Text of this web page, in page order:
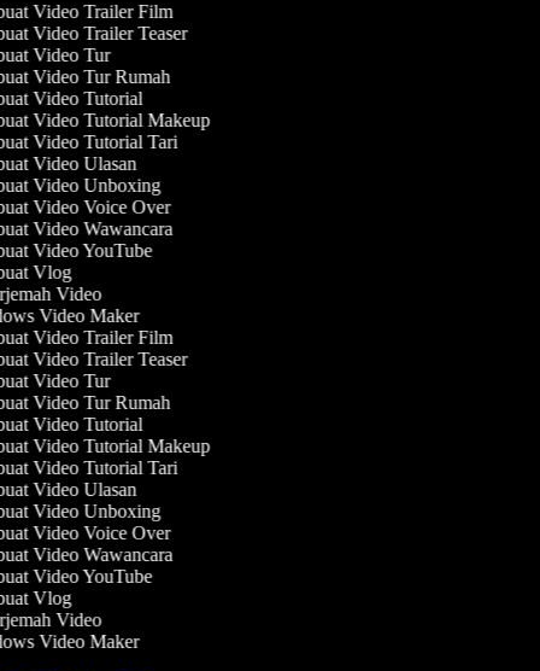
Video Trailer Film
Video Trailer Teaser
Video Tur
Video Tur Rumah
Video Tutorial
Video Tutorial Makeup
Video Tutorial Tari
Video Ulasan
Video Unboxing
Video Voice Over
Video Wawancara
Video YouTube
Vlog
Video
Video Maker
Video Trailer Film
Video Trailer Teaser
Video Tur
Video Tur Rumah
Video Tutorial
Video Tutorial Makeup
Video Tutorial Tari
Video Ulasan
Video Unboxing
Video Voice Over
Video Wawancara
Video YouTube
Vlog
Video
Video Maker